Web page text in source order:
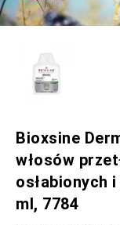
Bioxsine
włosów
osłabionych
ml, 7784